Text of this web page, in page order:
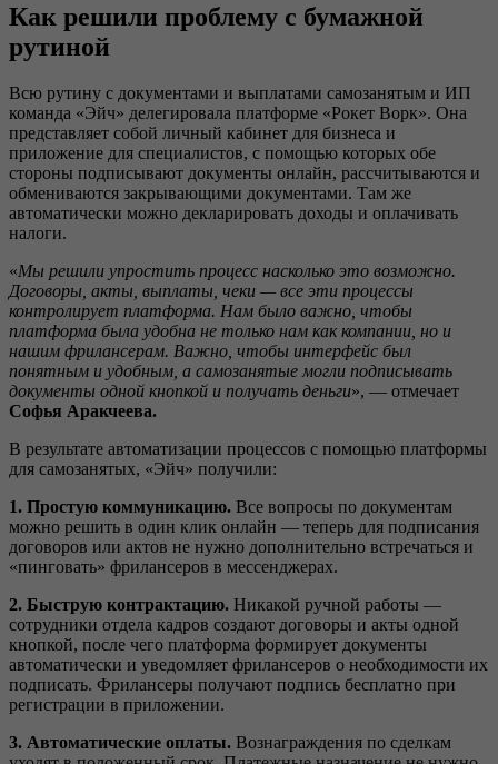
Как решили проблему с бумажной
рутиной
Всю рутину с документами и выплатами самозанятым и ИП
команда «Эйч» делегировала платформе «Рокет Ворк». Она
представляет собой личный кабинет для бизнеса и
приложение для специалистов, с помощью которых обе
стороны подписывают документы онлайн, рассчитываются и
обмениваются закрывающими документами. Там же
автоматически можно декларировать доходы и оплачивать
налоги.
«Мы решили упростить процесс насколько это возможно.
Договоры, акты, выплаты, чеки — все эти процессы
контролирует платформа. Нам было важно, чтобы
платформа была удобна не только нам как компании, но и
нашим фрилансерам. Важно, чтобы интерфейс был
понятным и удобным, а самозанятые могли подписывать
документы одной кнопкой и получать деньги», — отмечает
Софья Аракчеева.
В результате автоматизации процессов с помощью платформы
для самозанятых, «Эйч» получили:
1. Простую коммуникацию. Все вопросы по документам
можно решить в один клик онлайн — теперь для подписания
договоров или актов не нужно дополнительно встречаться и
«пинговать» фрилансеров в мессенджерах.
2. Быструю контрактацию. Никакой ручной работы —
сотрудники отдела кадров создают договоры и акты одной
кнопкой, после чего платформа формирует документы
автоматически и уведомляет фрилансеров о необходимости их
подписать. Фрилансеры получают подпись бесплатно при
регистрации в приложении.
3. Автоматические оплаты. Вознаграждения по сделкам